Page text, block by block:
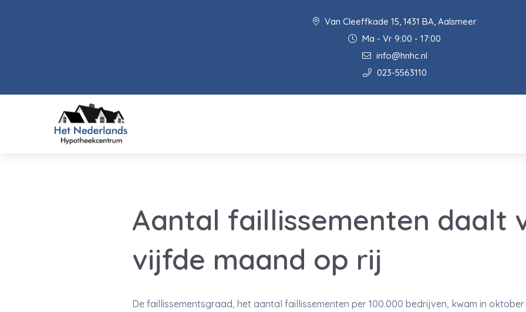
Van Cleeffkade 15, 1431 BA, Aalsmeer
Ma - Vr 9:00 - 17:00
info@hnhc.nl
023-5563110
Aantal faillissementen daalt
vijfde maand op rij
De faillissementsgraad, het aantal faillissementen per 100.000 bedrijven, kwam in